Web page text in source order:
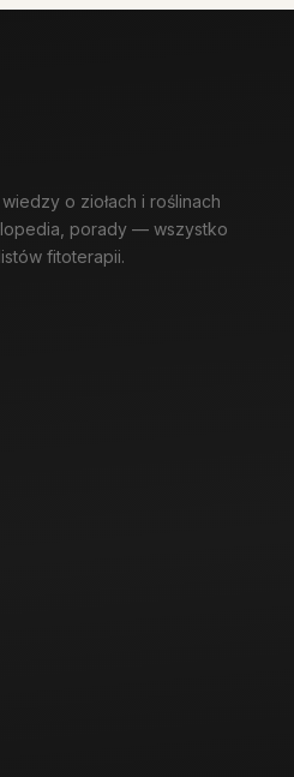
o ziołach i roślinach
porady — wszystko
fitoterapii.